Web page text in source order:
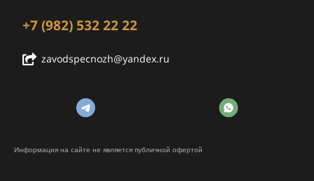
+7 (982) 532 22 22
zavodspecnozh@yandex.ru
Информация на сайте не является публичной офертой